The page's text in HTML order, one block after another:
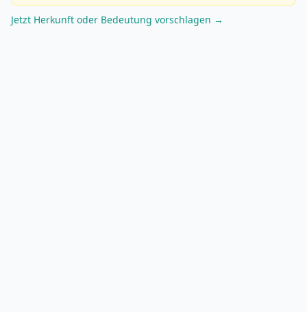
Jetzt Herkunft oder Bedeutung vorschlagen →